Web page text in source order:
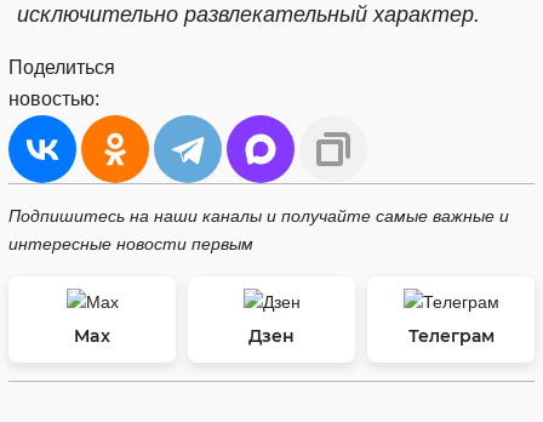
исключительно развлекательный характер.
Поделиться
новостью:
Подпишитесь на наши каналы и получайте самые важные и
интересные новости первым
Max Дзен Телеграм